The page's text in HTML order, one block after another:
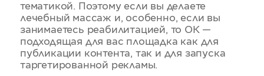
тематикой. Поэтому если вы делаете
лечебный массаж и, особенно, если вы
занимаетесь реабилитацией, то ОК —
подходящая для вас площадка как для
публикации контента, так и для запуска
таргетированной рекламы.